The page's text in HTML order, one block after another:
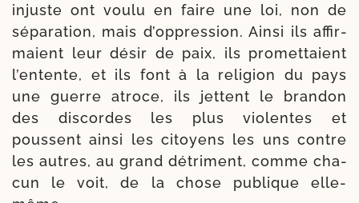
injuste ont vou­lu en faire une loi, non de
sépa­ra­tion, mais d’oppression. Ainsi ils affir­
maient leur désir de paix, ils pro­met­taient
l’entente, et ils font à la reli­gion du pays
une guerre atroce, ils jettent le bran­don
des dis­cordes les plus vio­lentes et
poussent ain­si les citoyens les uns contre
les autres, au grand détri­ment, comme cha­
cun le voit, de la chose publique elle-